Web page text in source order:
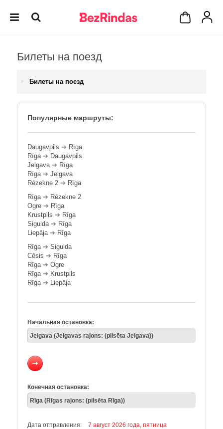
Билеты на поезд
Билеты на поезд
Популярные маршруты:
Daugavpils ➔ Rīga
Rīga➔ Daugavpils
Jelgava➔ Rīga
Rīga➔ Jelgava
Rēzekne 2 ➔ Rīga
Rīga➔ Rēzekne 2
Ogre ➔ Rīga
Krustpils ➔ Rīga
Sigulda➔ Rīga
Liepāja➔ Rīga
Rīga➔ Sigulda
Cēsis ➔ Rīga
Rīga➔ Ogre
Rīga➔ Krustpils
Rīga➔ Liepāja
Начальная остановка:
Конечная остановка:
Дата отправления: 7 август 2026 года, пятница